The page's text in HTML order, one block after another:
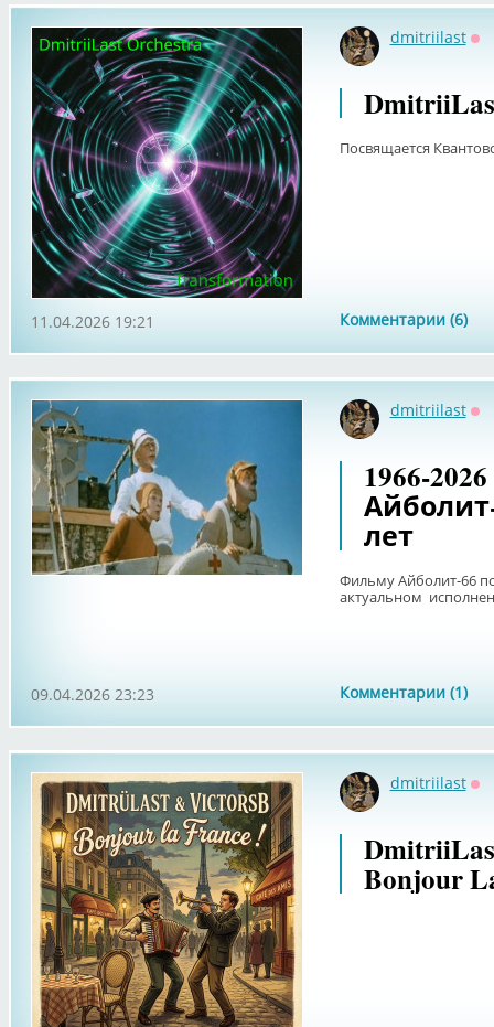
dmitriilast
Посвящается
Комментарии (6)
11.04.2026 19:21
dmitriilast
1966-
лет
Фильму Айболит-66
актуальном
Комментарии (1)
09.04.2026 23:23
dmitriilast
Bonjour